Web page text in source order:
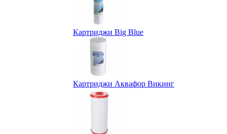
Картриджи Big Blue
Картриджи Аквафор Викинг